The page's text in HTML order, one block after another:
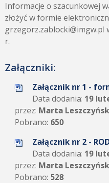
Informacje o szacunkowej
złożyć w formie
r.
Załączniki:
Załącznik nr 1 -
Data dodania: 19
przez: Marta
Pobrano: 650
Załącznik nr 2 -
Data dodania: 19
przez: Marta
Pobrano: 528